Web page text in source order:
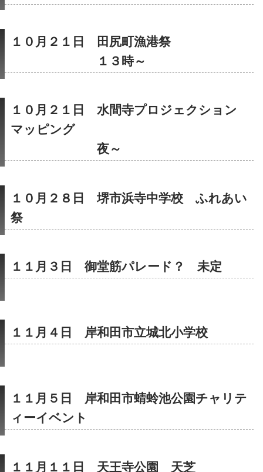
１０月２１日　田尻町漁港祭
１３時～
１０月２１日　水間寺プロジェクション
マッピング
夜～
１０月２８日　堺市浜寺中学校　ふれあい
祭
１１月３日　御堂筋パレード？　未定
１１月４日　岸和田市立城北小学校
１１月５日　岸和田市蜻蛉池公園チャリテ
ィーイベント
１１月１１日　天王寺公園　天芝